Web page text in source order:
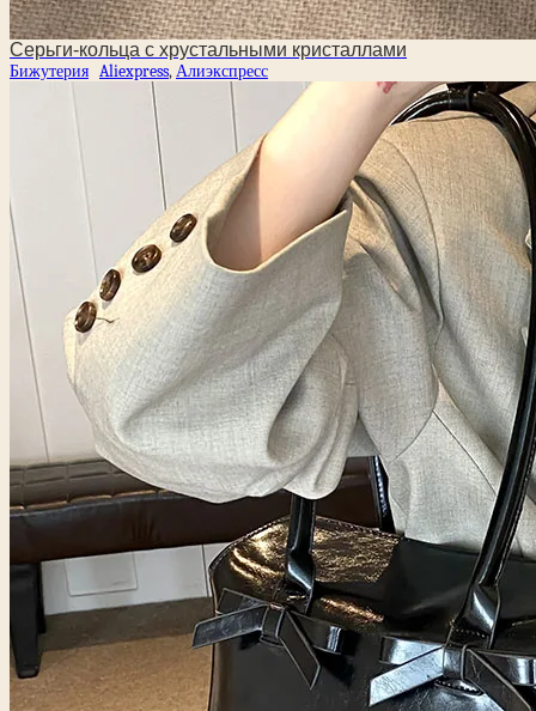
Серьги-кольца с хрустальными кристаллами
Бижутерия Aliexpress,Алиэкспресс